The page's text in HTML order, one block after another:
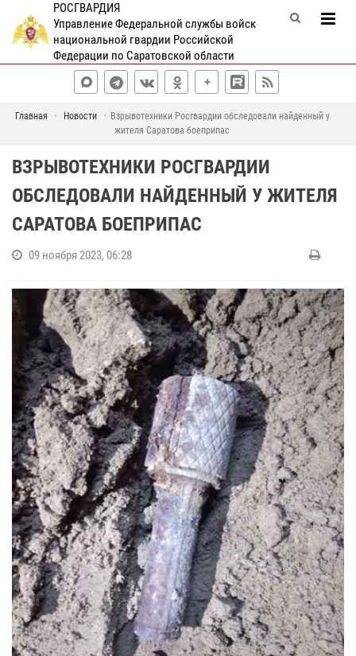
РОСГВАРДИЯ
Управление Федеральной службы войск
национальной гвардии Российской
Федерации по Саратовской области
Главная Новости
Взрывотехники Росгвардии обследовали найденный у
жителя Саратова боеприпас
ВЗРЫВОТЕХНИКИ РОСГВАРДИИ
ОБСЛЕДОВАЛИ НАЙДЕННЫЙ У ЖИТЕЛЯ
САРАТОВА БОЕПРИПАС
09 ноября 2023, 06:28